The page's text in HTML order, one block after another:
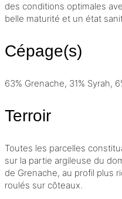
des conditions optimales
belle maturité et un état
Cépage(s)
63% Grenache, 31% Syrah,
Terroir
Toutes les parcelles
sur la partie argileuse du
de Grenache, au profil plus
roulés sur côteaux.